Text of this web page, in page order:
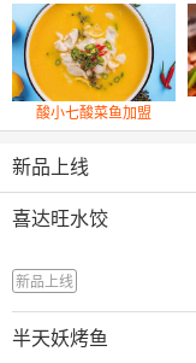
酸小七酸菜鱼加盟
新品上线
喜达旺水饺
新品上线
半天妖烤鱼